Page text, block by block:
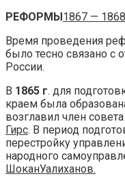
РЕФОРМЫ1867 — 1868
Время проведения
было тесно связано с
России.
В 1865 г. для
краем была
возглавил член
Гирс. В период
перестройку
народного
ШоканУалиханов.